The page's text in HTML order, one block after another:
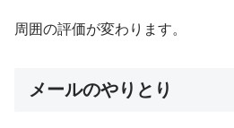
周囲の評価が変わります。
メールのやりとり